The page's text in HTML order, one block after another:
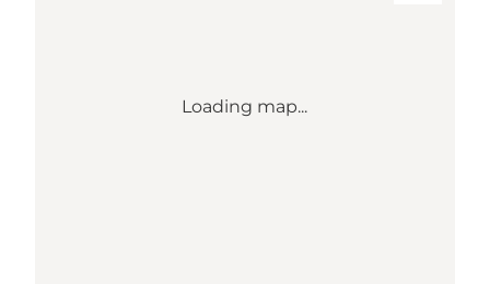
Loading map...